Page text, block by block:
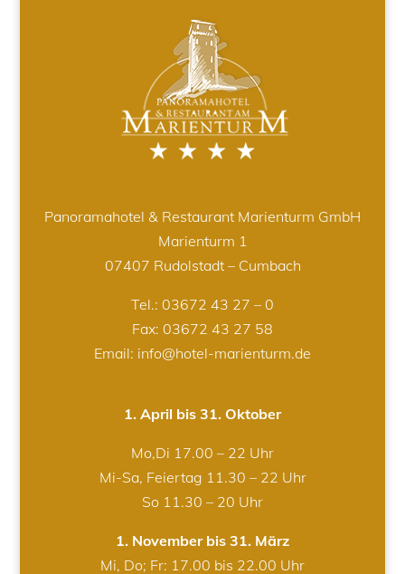
Panoramahotel & Restaurant Marienturm GmbH
Marienturm 1
07407 Rudolstadt – Cumbach
Tel.: 03672 43 27 – 0
Fax: 03672 43 27 58
Email: info@hotel-marienturm.de
1. April bis 31. Oktober
Mo,Di 17.00 – 22 Uhr
Mi-Sa, Feiertag 11.30 – 22 Uhr
So 11.30 – 20 Uhr
1. November bis 31. März
Mi, Do; Fr: 17.00 bis 22.00 Uhr